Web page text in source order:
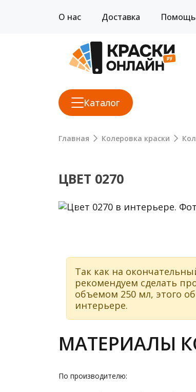
О нас Доставка Помощь
Каталог
Главная Колеровка краски
ЦВЕТ 0270
Previous
Так как на
рекомендуем сделать
объемом 250 мл, этого
интерьере.
МАТЕРИАЛЫ
По производителю: